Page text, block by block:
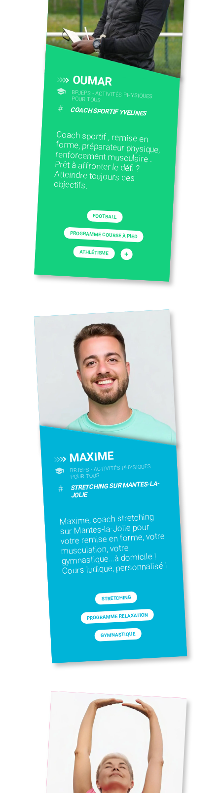
OUMAR
BPJEPS - ACTIVITÉS PHYSIQUES
POUR TOUS
# COACH SPORTIF YVELINES
Coach sportif , remise en
forme, préparateur physique,
renforcement musculaire .
Prêt à affronter le défi ?
Atteindre toujours ces
objectifs.
FOOTBALL
PROGRAMME COURSE À PIED
ATHLÉTISME +
MAXIME
BPJEPS - ACTIVITÉS PHYSIQUES
POUR TOUS
# STRETCHING SUR MANTES-LA-
JOLIE
Maxime, coach stretching
sur Mantes-la-Jolie pour
votre remise en forme, votre
musculation, votre
gymnastique...à domicile !
Cours ludique, personnalisé !
STRETCHING
PROGRAMME RELAXATION
GYMNASTIQUE